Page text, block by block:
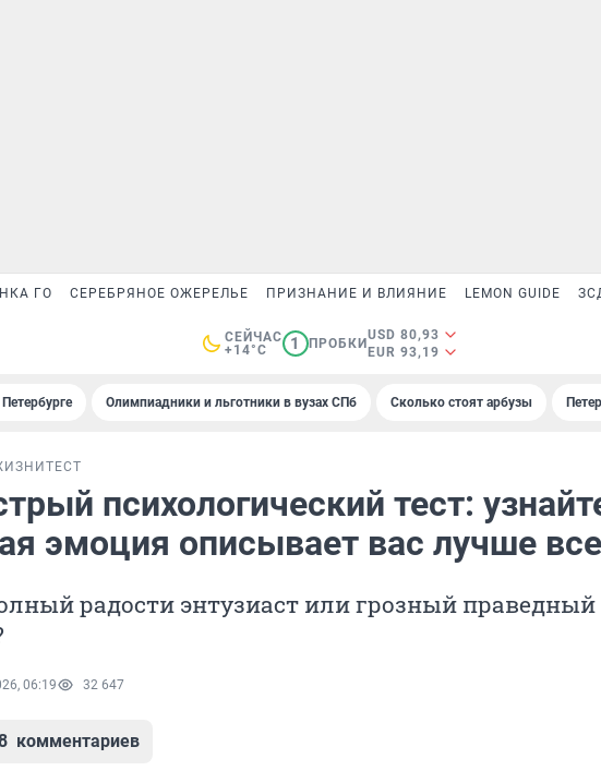
ГО СЕРЕБРЯНОЕ ОЖЕРЕЛЬЕ ПРИЗНАНИЕ И ВЛИЯНИЕ LEMON GUIDE
СЕЙЧАС
+14°C
1 ПРОБКИ
USD 80,93
EUR 93,19
Олимпиадники и льготники в вузах СПб Сколько стоят арбузы
ТЕСТ
психологический тест:
эмоция описывает вас лучше
радости энтузиаст или грозный праведный
06:19 32 647
комментариев